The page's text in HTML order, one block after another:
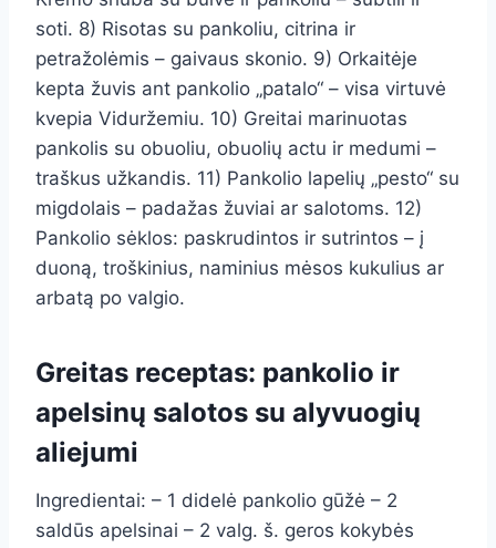
soti. 8) Risotas su pankoliu, citrina ir
petražolėmis – gaivaus skonio. 9) Orkaitėje
kepta žuvis ant pankolio „patalo“ – visa virtuvė
kvepia Viduržemiu. 10) Greitai marinuotas
pankolis su obuoliu, obuolių actu ir medumi –
traškus užkandis. 11) Pankolio lapelių „pesto“ su
migdolais – padažas žuviai ar salotoms. 12)
Pankolio sėklos: paskrudintos ir sutrintos – į
duoną, troškinius, naminius mėsos kukulius ar
arbatą po valgio.
Greitas receptas: pankolio ir
apelsinų salotos su alyvuogių
aliejumi
Ingredientai: – 1 didelė pankolio gūžė – 2
saldūs apelsinai – 2 valg. š. geros kokybės